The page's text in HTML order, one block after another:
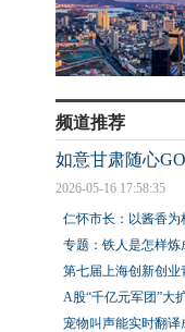
频道推荐
如意甘肃随心GO
2026-05-16 17:58:35
仁怀市长：以酱香
专题：铁人是怎样炼
第七届上海创新创业
A股“千亿元军团”大
宠物叫声能实时翻译